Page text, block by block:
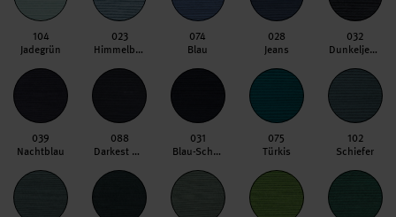
104
Jadegrün
023
Himmelblau
074
Blau
028
Jeans
032
Dunkeljeans
039
Nachtblau
088
Darkest Navy
031
Blau-Schwarz
075
Türkis
102
Schiefer